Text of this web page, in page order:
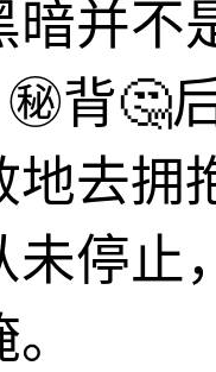
暗并不
㊙️背
地去拥
未停止